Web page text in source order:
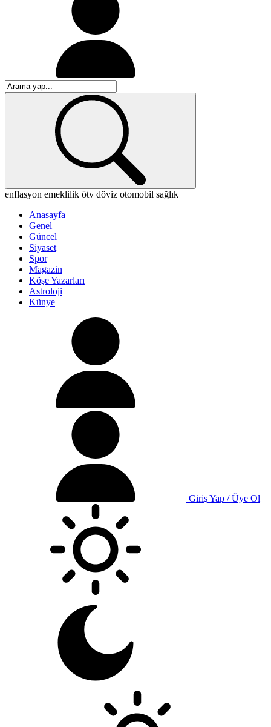
enflasyon emeklilik ötv döviz otomobil sağlık
Anasayfa
Genel
Güncel
Siyaset
Spor
Magazin
Köşe Yazarları
Astroloji
Künye
Giriş Yap / Üye Ol